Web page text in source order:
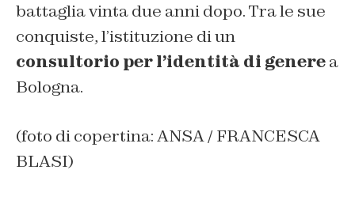
battaglia vinta due anni dopo. Tra le sue
conquiste, l’istituzione di un
consultorio per l’identità di generea
Bologna.
(foto di copertina: ANSA / FRANCESCA
BLASI)